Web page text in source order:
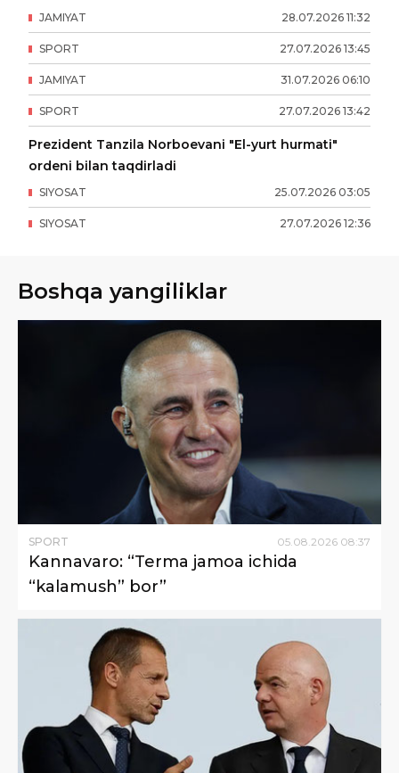
28.07.2026 11:32
JAMIYAT
27.07.2026 13:45
SPORT
31.07.2026 06:10
JAMIYAT
27.07.2026 13:42
SPORT
Prezident Tanzila Norboevani "El-yurt hurmati"
ordeni bilan taqdirladi
25.07.2026 03:05
SIYOSAT
27.07.2026 12:36
SIYOSAT
Boshqa yangiliklar
SPORT 05.08.2026 08:37
Kannavaro: “Terma jamoa ichida
“kalamush” bor”